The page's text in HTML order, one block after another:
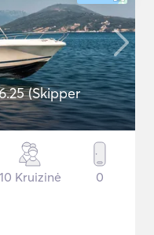
(Skipper
10 Kruizinė 0